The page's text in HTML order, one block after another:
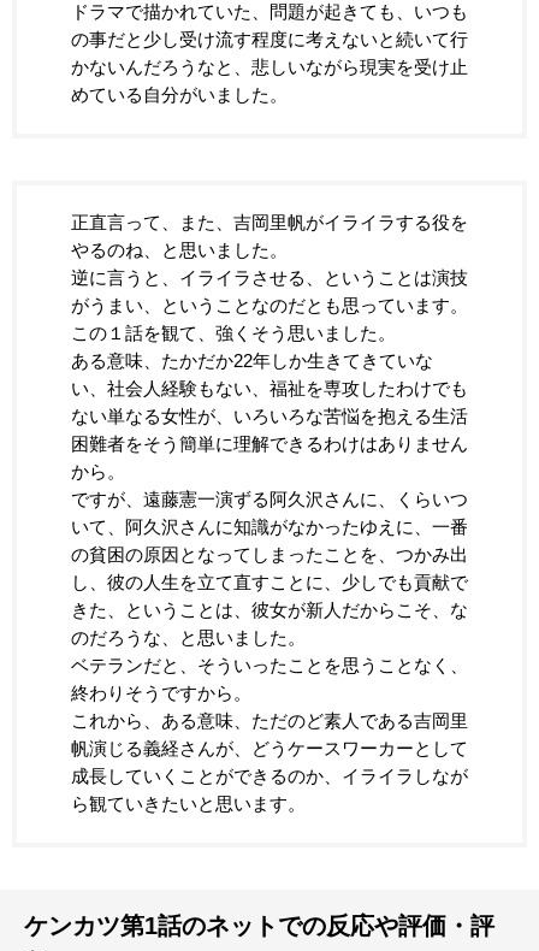
ドラマで描かれていた、問題が起きても、いつも
の事だと少し受け流す程度に考えないと続いて行
かないんだろうなと、悲しいながら現実を受け止
めている自分がいました。
正直言って、また、吉岡里帆がイライラする役を
やるのね、と思いました。
逆に言うと、イライラさせる、ということは演技
がうまい、ということなのだとも思っています。
この１話を観て、強くそう思いました。
ある意味、たかだか22年しか生きてきていな
い、社会人経験もない、福祉を専攻したわけでも
ない単なる女性が、いろいろな苦悩を抱える生活
困難者をそう簡単に理解できるわけはありません
から。
ですが、遠藤憲一演ずる阿久沢さんに、くらいつ
いて、阿久沢さんに知識がなかったゆえに、一番
の貧困の原因となってしまったことを、つかみ出
し、彼の人生を立て直すことに、少しでも貢献で
きた、ということは、彼女が新人だからこそ、な
のだろうな、と思いました。
ベテランだと、そういったことを思うことなく、
終わりそうですから。
これから、ある意味、ただのど素人である吉岡里
帆演じる義経さんが、どうケースワーカーとして
成長していくことができるのか、イライラしなが
ら観ていきたいと思います。
ケンカツ第1話のネットでの反応や評価・評